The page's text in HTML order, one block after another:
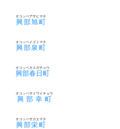
興部旭町
オコッペアサヒマチ
興部泉町
オコッペイズミマチ
興部春日町
オコッペカスガチョウ
興部幸町
オコッペサイワイチョウ
興部栄町
オコッペサカエマチ